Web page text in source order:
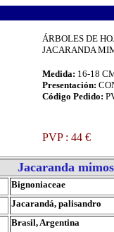
ÁRBOLES DE
JACARANDA
Medida: 16-18
Presentación:
Código Pedido:
PVP : 44 €
Jacaranda
Bignoniaceae
Jacarandá, palisandro
Brasil, Argentina